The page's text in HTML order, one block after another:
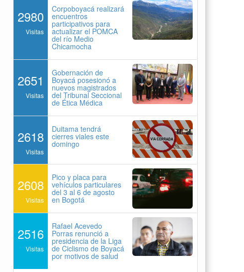
2980
Visitas
Corpoboyacá realizará
encuentros
participativos para
actualizar el POMCA
del río Medio
Chicamocha
2651
Visitas
Gobernación de
Boyacá posesionó a
nuevos magistrados
del Tribunal Seccional
de Ética Médica
2618
Visitas
Duitama tendrá
cierres viales este
domingo
2608
Visitas
Pico y placa para
vehículos particulares
del 3 al 6 de agosto
en Bogotá
2516
Visitas
Rafael Acevedo
Porras renunció a
presidencia de la Liga
de Ciclismo de Boyacá
por motivos de salud